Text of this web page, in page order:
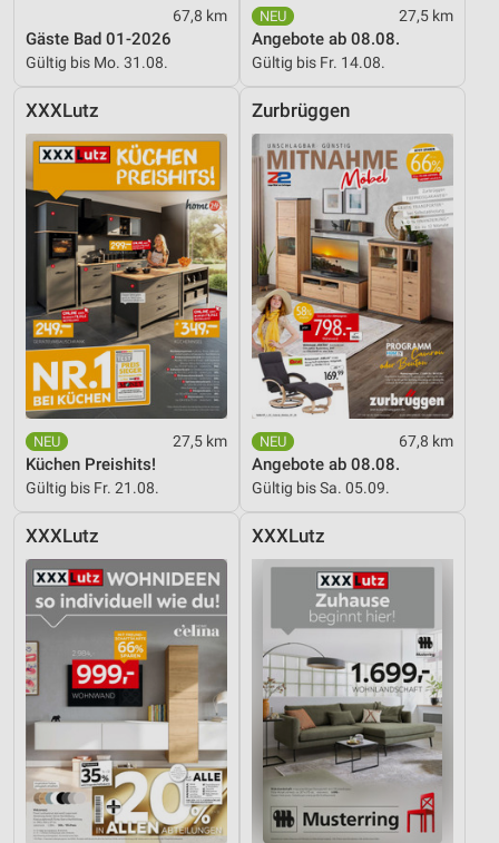
67,8 km
Gäste Bad 01-2026
Gültig bis Mo. 31.08.
27,5 km
Angebote ab 08.08.
Gültig bis Fr. 14.08.
XXXLutz
27,5 km
Küchen Preishits!
Gültig bis Fr. 21.08.
Zurbrüggen
67,8 km
Angebote ab 08.08.
Gültig bis Sa. 05.09.
XXXLutz XXXLutz